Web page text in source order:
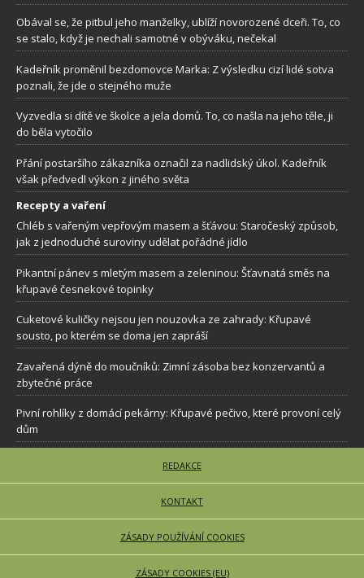
Obával se, že pitbul jeho manželky, ublíží novorozené dceři. To, co
se stalo, když je nechali samotné v obýváku, nečekal
Kadeřník proměnil bezdomovce Marka: Z výsledku cizí lidé sotva
poznali, že jde o stejného muže
Vyzvedla si dítě ve školce a jela domů. To, co našla na jeho těle, ji
do běla vytočilo
Přání postaršího zákazníka označil za nadlidský úkol. Kadeřník
však předvedl výkon z jiného světa
Recepty a vaření
Chléb s vařeným vepřovým masem a šťávou: Staročeský způsob,
jak z jednoduché suroviny udělat pořádné jídlo
Pikantní pánev s mletým masem a zeleninou: Šťavnatá směs na
křupavé česnekové topinky
Cuketové kuličky nejsou jen nouzovka ze zahrady: Křupavé
sousto, po kterém se doma jen zapráší
Zavařená dýně do moučníků: Zimní zásoba bez konzervantů a
zbytečné práce
Pivní rohlíky z domácí pekárny: Křupavé pečivo, které provoní celý
dům
REDAKCE
KONTAKT
ZÁSADY POUŽÍVÁNÍ COOKIES
ZÁSADY COOKIES (EU)